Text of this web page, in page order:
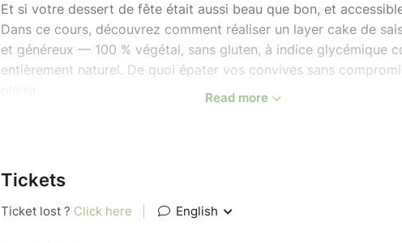
Et si votre dessert de fête était aussi beau que bon, et
Dans ce cours, découvrez comment réaliser un layer cake de
et généreux — 100 % végétal, sans gluten, à indice glycémique
entièrement naturel. De quoi épater vos convives sans
Biscuit financier à la noisette
Caramel de dattes
Poires pochées à la vanille & sauce poire-cacao
Read more
Tickets